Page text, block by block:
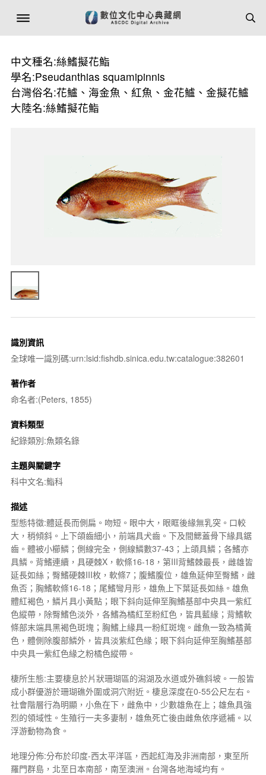
中文種名:絲鰭擬花鮨
學名:Pseudanthias squamipinnis
台灣俗名:花鱸、海金魚、紅魚、金花鱸、金擬花鱸
大陸名:絲鰭擬花鮨
識別資訊
全球唯一識別碼:urn:lsid:fishdb.sinica.edu.tw:catalogue:382601
著作者
命名者:(Peters, 1855)
資料類型
紀錄類別:魚類名錄
主題與關鍵字
科中文名:鮨科
描述
型態特徵:體延長而側扁。吻短。眼中大，眼眶後緣無乳突。口較
大，稍傾斜。上下頜齒細小，前端具犬齒。下及間鰓蓋骨下緣具鋸
齒。體被小櫛鱗；側線完全，側線鱗數37-43；上頜具鱗；各鰭亦
具鱗。背鰭連續，具硬棘X，軟條16-18，第III背鰭棘最長，雌雄皆
延長如絲；臀鰭硬棘III枚，軟條7；腹鰭腹位，雄魚延伸至臀鰭，雌
魚否；胸鰭軟條16-18；尾鰭彎月形，雄魚上下葉延長如絲。雄魚
體紅褐色，鱗片具小黃點；眼下斜向延伸至胸鰭基部中央具一紫紅
色縱帶，除臀鰭色淡外，各鰭為橘紅至粉紅色，皆具藍緣；背鰭軟
條部末端具黑褐色斑塊；胸鰭上緣具一粉紅斑塊。雌魚一致為橘黃
色，體側除腹部鱗外，皆具淡紫紅色緣；眼下斜向延伸至胸鰭基部
中央具一紫紅色緣之粉橘色縱帶。
棲所生態:主要棲息於片狀珊瑚區的潟湖及水道或外礁斜坡。一般皆
成小群優游於珊瑚礁外圍或洞穴附近。棲息深度在0-55公尺左右。
社會階層行為明顯，小魚在下，雌魚中，少數雄魚在上；雄魚具強
烈的領域性。生殖行一夫多妻制，雄魚死亡後由雌魚依序遞補。以
浮游動物為食。
地理分佈:分布於印度-西太平洋區，西起紅海及非洲南部，東至所
羅門群島，北至日本南部，南至澳洲。台灣各地海域均有。